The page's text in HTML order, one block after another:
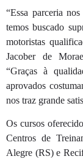
“Essa parceria
temos buscado
motoristas
Jacober de
“Graças à
aprovados
nos traz grande
Os cursos
Centros de
Alegre (RS) e